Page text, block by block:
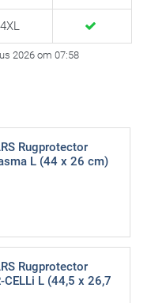
2026 om 07:58
Rugprotector
L (44 x 26 cm)
Rugprotector
CELLi L (44,5 x 26,7